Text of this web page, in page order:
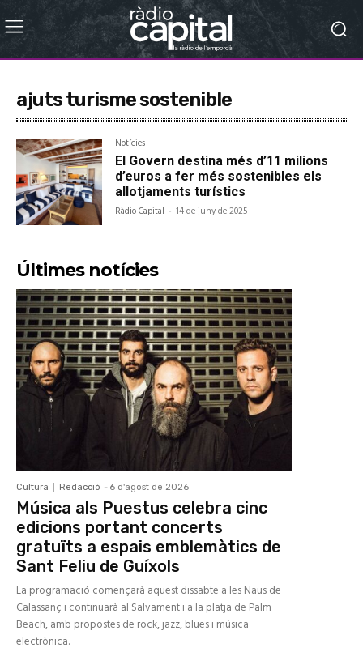
ajuts turisme sostenible
Notícies
El Govern destina més d’11 milions
d’euros a fer més sostenibles els
allotjaments turístics
Ràdio Capital - 14 de juny de 2025
Últimes notícies
Cultura Redacció - 6 d'agost de 2026
Música als Puestus celebra cinc
edicions portant concerts
gratuïts a espais emblemàtics de
Sant Feliu de Guíxols
La programació començarà aquest dissabte a les Naus de
Calassanç i continuarà al Salvament i a la platja de Palm
Beach, amb propostes de rock, jazz, blues i música
electrònica.